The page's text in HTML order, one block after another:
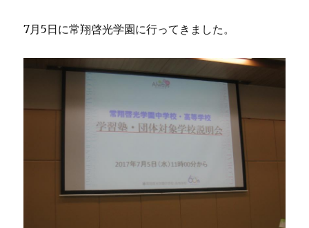
7月5日に常翔啓光学園に行ってきました。